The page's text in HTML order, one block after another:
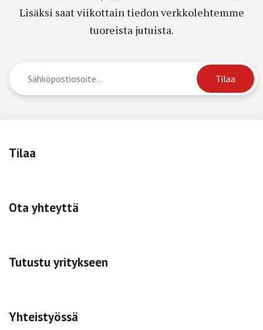
Lisäksi saat viikottain tiedon verkkolehtemme
tuoreista jutuista.
Tilaa
Ota yhteyttä
Tutustu yritykseen
Yhteistyössä